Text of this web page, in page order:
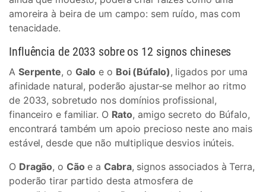
amoreira à beira de um campo: sem ruído, mas com
tenacidade.
Influência de 2033 sobre os 12 signos chineses
A Serpente, o Galo e o Boi (Búfalo), ligados por uma
afinidade natural, poderão ajustar-se melhor ao ritmo
de 2033, sobretudo nos domínios profissional,
financeiro e familiar. O Rato, amigo secreto do Búfalo,
encontrará também um apoio precioso neste ano mais
estável, desde que não multiplique desvios inúteis.
O Dragão, o Cãoe aCabra, signos associados à Terra,
poderão tirar partido desta atmosfera de